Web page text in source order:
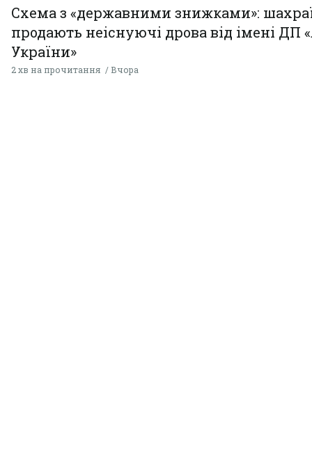
Схема з «державними знижками»:
продають неіснуючі дрова від імені ДП
України»
2 хв на прочитання Вчора